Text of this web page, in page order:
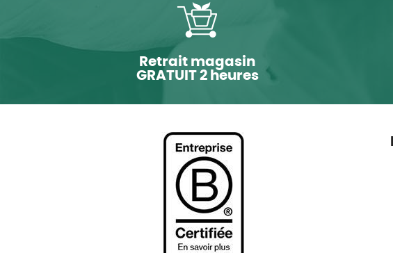
Retrait magasin
GRATUIT 2 heures